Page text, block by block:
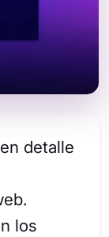
detalle
los